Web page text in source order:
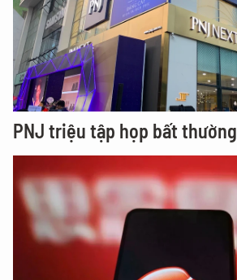
PNJ triệu tập họp bất thường